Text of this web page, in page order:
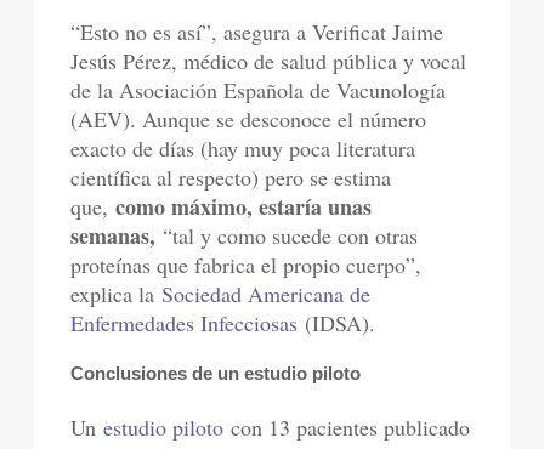
“Esto no es así”, asegura a Verificat Jaime
Jesús Pérez, médico de salud pública y vocal
de la Asociación Española de Vacunología
(AEV). Aunque se desconoce el número
exacto de días (hay muy poca literatura
científica al respecto) pero se estima
que,como máximo, estaría unas
semanas,“tal y como sucede con otras
proteínas que fabrica el propio cuerpo”,
explica la Sociedad Americana de
Enfermedades Infecciosas (IDSA).
Conclusiones de un estudio piloto
Unestudio piloto con 13 pacientes publicado